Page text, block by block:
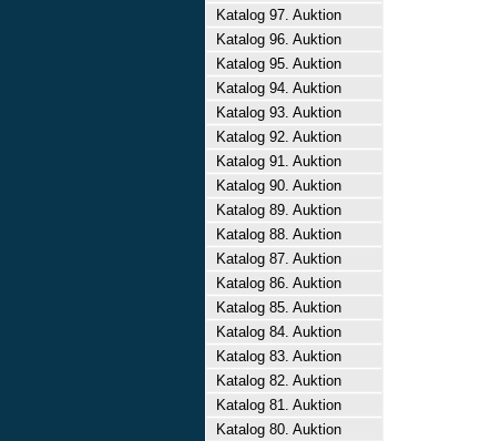
Katalog 97. Auktion
Katalog 96. Auktion
Katalog 95. Auktion
Katalog 94. Auktion
Katalog 93. Auktion
Katalog 92. Auktion
Katalog 91. Auktion
Katalog 90. Auktion
Katalog 89. Auktion
Katalog 88. Auktion
Katalog 87. Auktion
Katalog 86. Auktion
Katalog 85. Auktion
Katalog 84. Auktion
Katalog 83. Auktion
Katalog 82. Auktion
Katalog 81. Auktion
Katalog 80. Auktion